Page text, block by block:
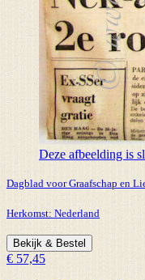
Deze afbeelding is
Dagblad voor Graafschap en
Herkomst: Nederland
Bekijk & Bestel
€ 57,45